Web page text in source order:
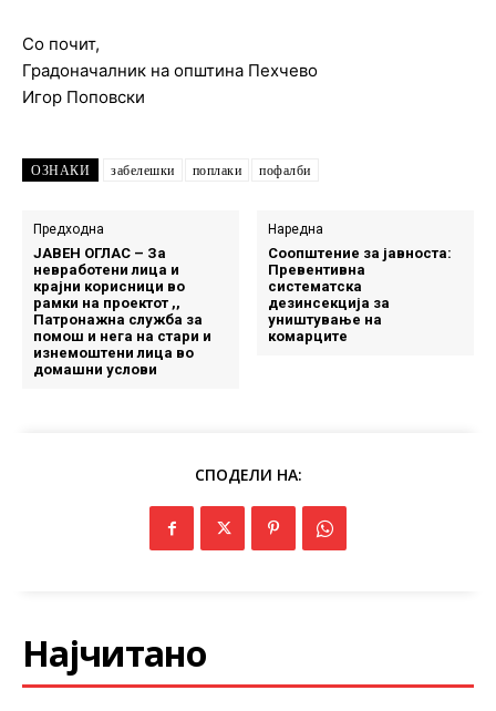
Со почит,
Градоначалник на општина Пехчево
Игор Поповски
ОЗНАКИ забелешки поплаки пофалби
Предходна
ЈАВЕН ОГЛАС – За
невработени лица и
крајни корисници во
рамки на проектот ,,
Патронажна служба за
помош и нега на стари и
изнемоштени лица во
домашни услови
Наредна
Соопштение за јавноста:
Превентивна
систематска
дезинсекција за
уништување на
комарците
СПОДЕЛИ НА:
Најчитано